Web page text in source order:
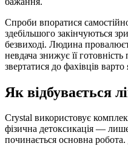
Спроби впоратися
здебільшого закінчуються
безвиході. Людина
невдача знижує її
звертатися до фахівців
Як відбувається
Crystal використовує
фізична детоксикація —
починається основна